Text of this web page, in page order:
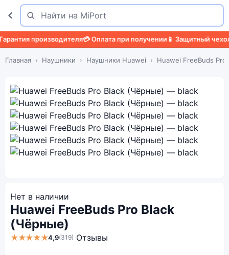
Поиск
Найти
производителя💳 Оплата при получении📱 Защитный чехол🛡️
Главная Наушники Наушники Huawei Huawei FreeBuds Pro
Нет в наличии
Huawei FreeBuds Pro Black
(Чёрные)
★★★★★4,9(319) Отзывы